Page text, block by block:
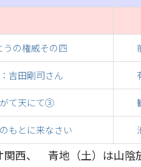
うの権威その四
吉田剛司さん
て天にて③
もとに来なさい
関西、 青地（土）は山